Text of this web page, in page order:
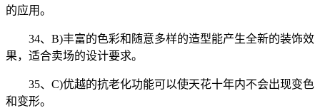
的应用。
34、B)丰富的色彩和随意多样的造型能产生全新的装饰效
果，适合卖场的设计要求。
35、C)优越的抗老化功能可以使天花十年内不会出现变色
和变形。